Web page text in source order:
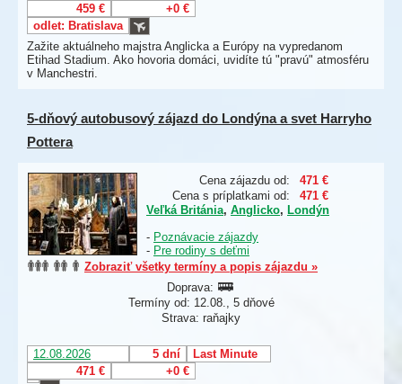
459 €
+0 €
odlet: Bratislava
Zažite aktuálneho majstra Anglicka a Európy na vypredanom
Etihad Stadium. Ako hovoria domáci, uvidíte tú "pravú" atmosféru
v Manchestri.
5-dňový autobusový zájazd do Londýna a svet Harryho
Pottera
Cena zájazdu od:
471 €
Cena s príplatkami od:
471 €
Veľká Británia, Anglicko, Londýn
- Poznávacie zájazdy
- Pre rodiny s deťmi
Zobraziť všetky termíny a popis zájazdu »
Doprava:
Termíny od: 12.08., 5 dňové
Strava: raňajky
12.08.2026 5 dní
Last Minute
471 €
+0 €